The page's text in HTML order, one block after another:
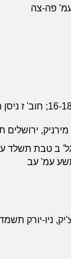
פה-צה
ירושלים
עמ' עב
יורק תשמד עמ'